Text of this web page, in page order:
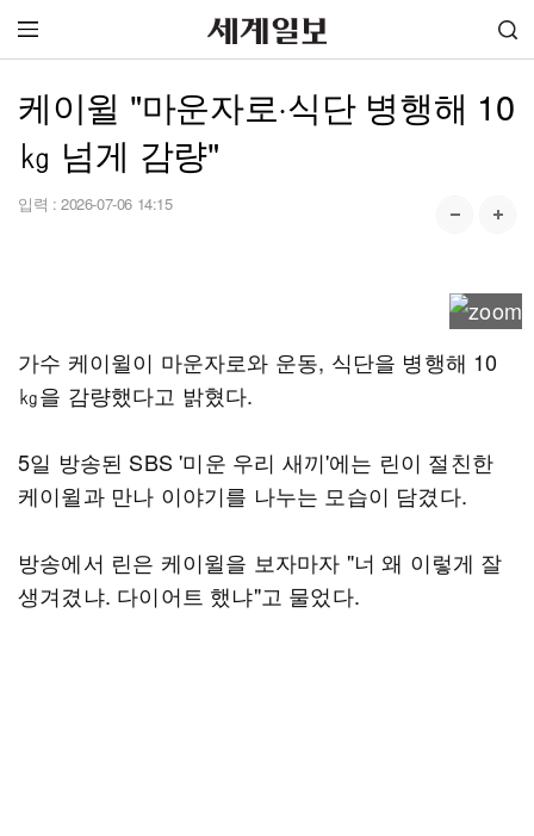
케이윌 "마운자로·식단 병행해 10
㎏ 넘게 감량"
입력 : 2026-07-06 14:15
가수 케이윌이 마운자로와 운동, 식단을 병행해 10
㎏을 감량했다고 밝혔다.
5일 방송된 SBS '미운 우리 새끼'에는 린이 절친한
케이윌과 만나 이야기를 나누는 모습이 담겼다.
방송에서 린은 케이윌을 보자마자 "너 왜 이렇게 잘
생겨겼냐. 다이어트 했냐"고 물었다.